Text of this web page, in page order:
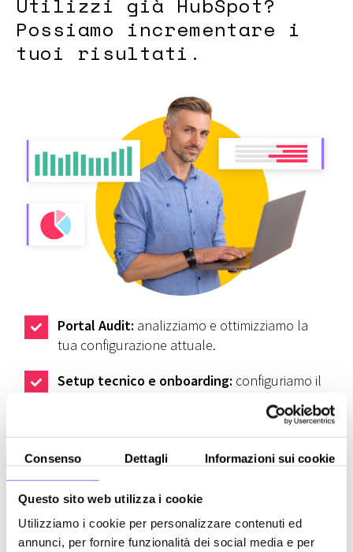
Consenso Dettagli Informazioni sui cookie
Questo sito web utilizza i cookie
Utilizziamo i cookie per personalizzare contenuti ed
annunci, per fornire funzionalità dei social media e per
Utilizzi già HubSpot?
Possiamo incrementare i
tuoi risultati.
Portal Audit: analizziamo e ottimizziamo la
tua configurazione attuale.
Setup tecnico e onboarding: configuriamo il
tuo account per un utilizzo immediato.
Strategia avanzata:miglioriamo l'efficacia
delle tue campagne e dei tuoi flussi di lavoro.
Template re-design:
rinnoviamo i tuoi
Sviluppi custom e integrazioni: